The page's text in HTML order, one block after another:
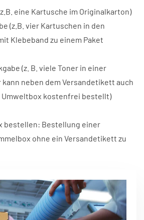
eine Kartusche im Originalkarton)
(z.B. vier Kartuschen in den
Klebeband zu einem Paket
(z. B. viele Toner in einer
kann neben dem Versandetikett auch
Umweltbox kostenfrei bestellt)
bestellen: Bestellung einer
ohne ein Versandetikett zu